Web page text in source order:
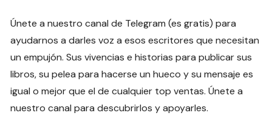
Únete a nuestro canal de Telegram (es gratis) para
ayudarnos a darles voz a esos escritores que necesitan
un empujón. Sus vivencias e historias para publicar sus
libros, su pelea para hacerse un hueco y su mensaje es
igual o mejor que el de cualquier top ventas. Únete a
nuestro canal para descubrirlos y apoyarles.